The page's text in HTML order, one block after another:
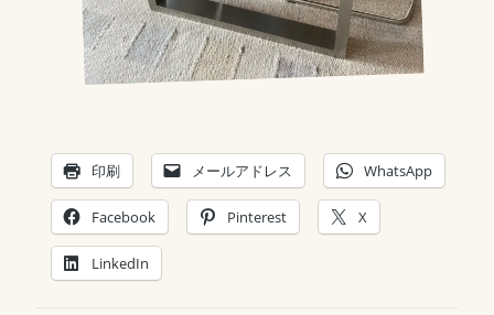
印刷 メールアドレス WhatsApp
Facebook Pinterest X
LinkedIn